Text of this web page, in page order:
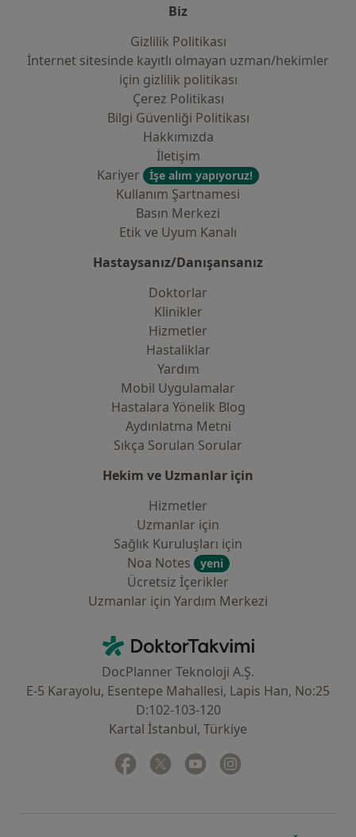
Biz
Gizlilik Politikası
İnternet sitesinde kayıtlı olmayan uzman/hekimler
i̇çin gizlilik politikası
Çerez Politikası
Bilgi Güvenliği Politikası
Hakkımızda
İletişim
Kariyer
İşe alım yapıyoruz!
Kullanım Şartnamesi
Basın Merkezi
Etik ve Uyum Kanalı
Hastaysanız/Danışansanız
Doktorlar
Klinikler
Hizmetler
Hastaliklar
Yardım
Mobil Uygulamalar
Hastalara Yönelik Blog
Aydınlatma Metni
Sıkça Sorulan Sorular
Hekim ve Uzmanlar için
Hizmetler
Uzmanlar için
Sağlık Kuruluşları için
Noa Notes
yeni
Ücretsiz İçerikler
Uzmanlar için Yardım Merkezi
DoktorTakvimi - Ana Sayfa
DocPlanner Teknoloji A.Ş.
E-5 Karayolu, Esentepe Mahallesi, Lapis Han, No:25
D:102-103-120
Kartal İstanbul, Türkiye
Facebook
yeni bir sekmede açılır
Twitter
yeni bir sekmede açılır
Youtube
yeni bir sekmede açılır